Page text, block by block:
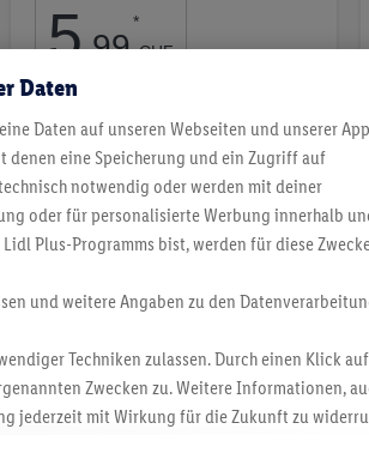
5.99
*
CHF
pro 10g | 100g = 59.90 CHF
Auf
die
Merkliste
Daten
Daten auf unseren Webseiten und unserer App
denen eine Speicherung und ein Zugriff auf
notwendig oder werden mit deiner
oder für personalisierte Werbung innerhalb
Plus-Programms bist, werden für diese
und weitere Angaben zu den
Techniken zulassen. Durch einen Klick auf
Zwecken zu. Weitere Informationen,
jederzeit mit Wirkung für die Zukunft zu